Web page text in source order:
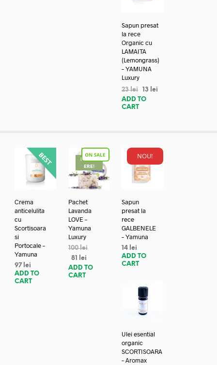
Sapun presat
la rece
Organic cu
LAMAITA
(Lemongrass)
– YAMUNA
Luxury
23lei 13
lei
ADD TO
CART
Crema
anticelulita
cu
Scortisoara
si
Portocale –
Yamuna
97 lei
ADD TO
CART
REDUC
ERE!
Pachet
Lavanda
LOVE –
Yamuna
Luxury
100lei
81
lei
ADD TO
CART
NOU!
Sapun
presat la
rece
GALBENELE
– Yamuna
14 lei
ADD TO
CART
Ulei esential
organic
SCORTISOARA
– Aromax